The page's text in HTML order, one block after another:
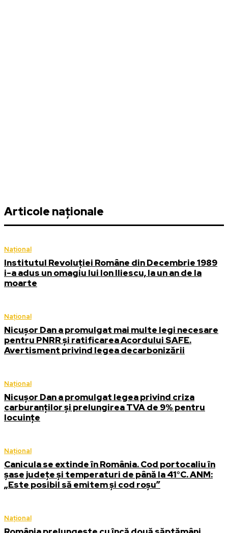
Articole naționale
Național
Institutul Revoluției Române din Decembrie 1989
i-a adus un omagiu lui Ion Iliescu, la un an de la
moarte
Național
Nicușor Dan a promulgat mai multe legi necesare
pentru PNRR și ratificarea Acordului SAFE.
Avertisment privind legea decarbonizării
Național
Nicușor Dan a promulgat legea privind criza
carburanților și prelungirea TVA de 9% pentru
locuințe
Național
Canicula se extinde în România. Cod portocaliu în
șase județe și temperaturi de până la 41°C. ANM:
„Este posibil să emitem și cod roșu”
Național